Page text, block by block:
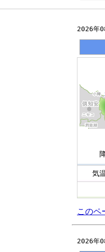
2026年
気
このペ
2026年